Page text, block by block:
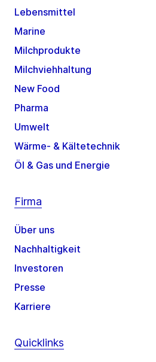
Lebensmittel
Marine
Milchprodukte
Milchviehhaltung
New Food
Pharma
Umwelt
Wärme- & Kältetechnik
Öl & Gas und Energie
Firma
Über uns
Nachhaltigkeit
Investoren
Presse
Karriere
Quicklinks